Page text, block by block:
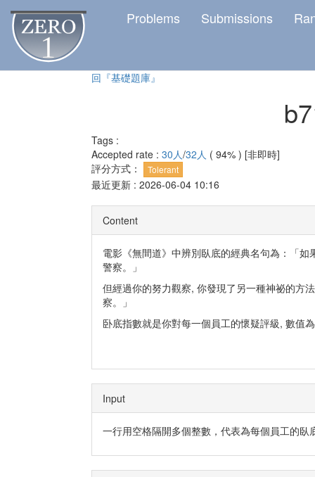
Problems Submissions
回『基礎題庫』
Tags :
Accepted rate : 30人/32人 ( 94% ) [非即時]
評分方式：
Tolerant
最近更新 : 2026-06-04 10:16
Content
電影《無間道》中辨別臥底的經典名句為：「
警察。」
但經過你的努力觀察, 你發現了另一種神祕的方
察。」
卧底指數就是你對每一個員工的懷疑評級, 數值
Input
一行用空格隔開多個整數，代表為每個員工的臥